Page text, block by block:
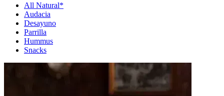
All Natural*
Audacia
Desayuno
Parrilla
Hummus
Snacks